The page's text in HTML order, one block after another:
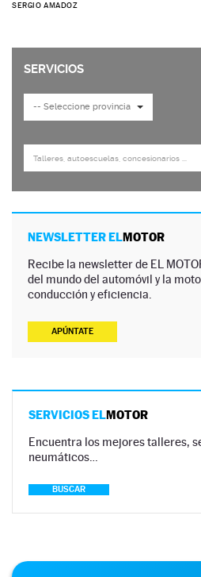
SERGIO AMADOZ
NEWSLETTER ELMOTOR
Recibe la newsletter de EL
del mundo del automóvil y la
conducción y eficiencia.
APÚNTATE
SERVICIOS ELMOTOR
Encuentra los mejores talleres,
neumáticos…
BUSCAR